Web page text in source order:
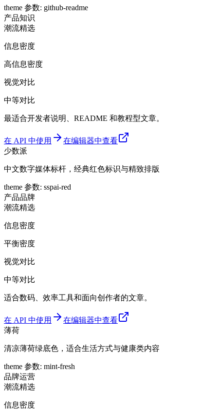
theme 参数: github-readme
产品知识
潮流精选
信息密度
高信息密度
视觉对比
中等对比
最适合开发者说明、README 和教程型文章。
在 API 中使用
在编辑器中查看
少数派
中文数字媒体标杆，经典红色标识与精致排版
theme 参数: sspai-red
产品品牌
潮流精选
信息密度
平衡密度
视觉对比
中等对比
适合数码、效率工具和面向创作者的文章。
在 API 中使用
在编辑器中查看
薄荷
清凉薄荷绿底色，适合生活方式与健康类内容
theme 参数: mint-fresh
品牌运营
潮流精选
信息密度